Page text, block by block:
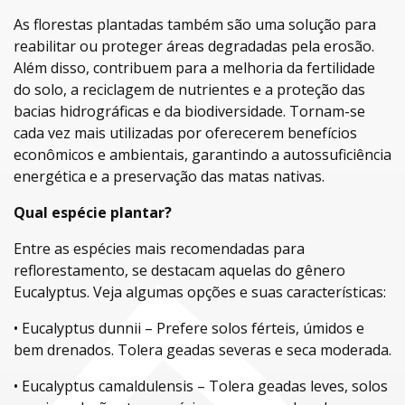
As florestas plantadas também são uma solução para
reabilitar ou proteger áreas degradadas pela erosão.
Além disso, contribuem para a melhoria da fertilidade
do solo, a reciclagem de nutrientes e a proteção das
bacias hidrográficas e da biodiversidade. Tornam-se
cada vez mais utilizadas por oferecerem benefícios
econômicos e ambientais, garantindo a autossuficiência
energética e a preservação das matas nativas.
Qual espécie plantar?
Entre as espécies mais recomendadas para
reflorestamento, se destacam aquelas do gênero
Eucalyptus. Veja algumas opções e suas características:
• Eucalyptus dunnii – Prefere solos férteis, úmidos e
bem drenados. Tolera geadas severas e seca moderada.
• Eucalyptus camaldulensis – Tolera geadas leves, solos